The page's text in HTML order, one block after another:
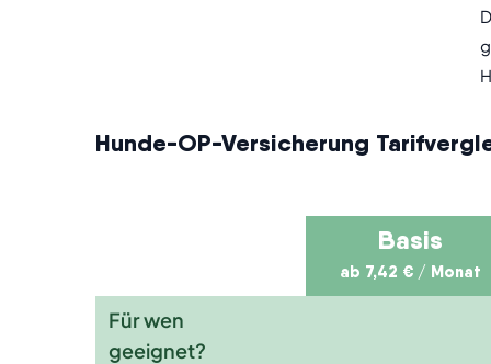
Hunde-OP-Versicherung
Basis
ab 7,42 € / Monat
Für wen
geeignet?